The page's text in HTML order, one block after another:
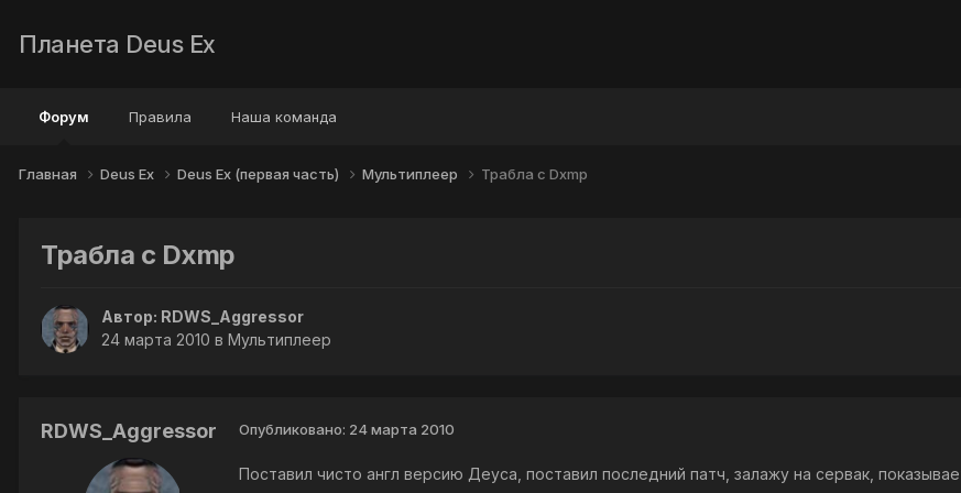
Планета Deus Ex
Форум Правила Наша команда
Главная Deus Ex Deus Ex (первая часть) Мультиплеер Трабла с Dxmp
Трабла с Dxmp
Автор: RDWS_Aggressor
24 марта 2010 в Мультиплеер
RDWS_Aggressor Опубликовано: 24 марта 2010
Поставил чисто англ версию Деуса, поставил последний патч, залажу на сервак,